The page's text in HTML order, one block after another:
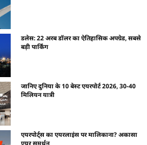
डलेस: 22 अरब डॉलर का ऐतिहासिक अपग्रेड, सबसे
बड़ी पार्किंग
जानिए दुनिया के 10 बेस्ट एयरपोर्ट 2026, 30-40
मिलियन यात्री
एयरपोर्ट्स का एयरलाइंस पर मालिकाना? अकासा
एयर समर्थन